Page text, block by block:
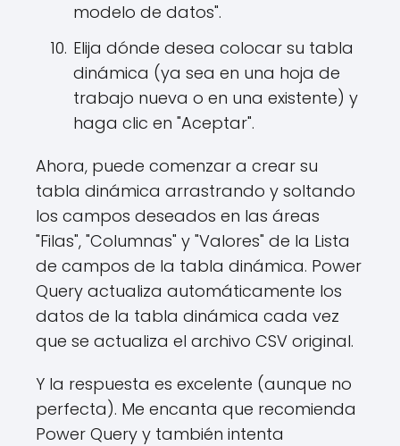
modelo de datos".
Elija dónde desea colocar su tabla
dinámica (ya sea en una hoja de
trabajo nueva o en una existente) y
haga clic en "Aceptar".
Ahora, puede comenzar a crear su
tabla dinámica arrastrando y soltando
los campos deseados en las áreas
"Filas", "Columnas" y "Valores" de la Lista
de campos de la tabla dinámica. Power
Query actualiza automáticamente los
datos de la tabla dinámica cada vez
que se actualiza el archivo CSV original.
Y la respuesta es excelente (aunque no
perfecta). Me encanta que recomienda
Power Query y también intenta